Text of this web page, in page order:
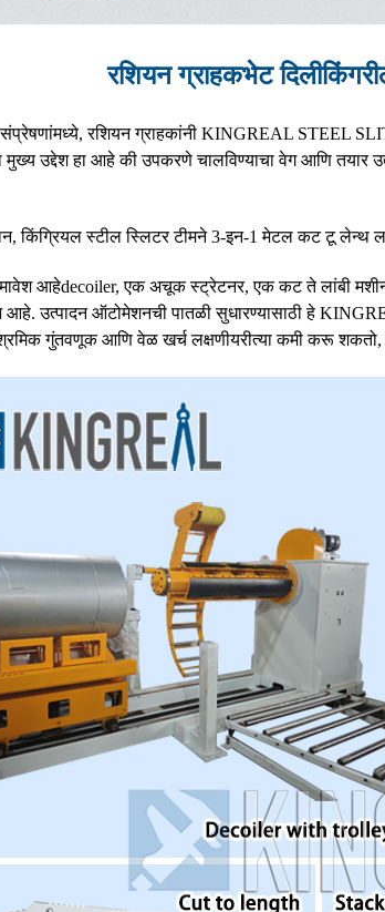
रशियन ग्राहकभेट दिली
रशियन ग्राहकांनी KINGREAL STEEL
उद्देश हा आहे की उपकरणे चालविण्याचा वेग आणि तयार
किंग्रियल स्टील स्लिटर टीमने 3-इन-1 मेटल कट टू लेन्थ
आहेdecoiler, एक अचूक स्ट्रेटनर, एक कट ते लांबी
उत्पादन ऑटोमेशनची पातळी सुधारण्यासाठी हे
गुंतवणूक आणि वेळ खर्च लक्षणीयरीत्या कमी करू शकतो,